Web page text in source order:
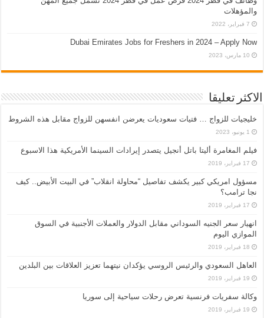
والمؤهلات
7 فبراير، 2022
Dubai Emirates Jobs for Freshers in 2024 – Apply Now
10 مارس، 2023
الاكثر تعليقا
خليجيات للزواج … فتيات سعوديات يعرضن انفسهن للزواج مقابل هذه الشروط
1 يونيو، 2023
فيلم المغامرة أليتا‭ ‬باتل أنجيل يتصدر إيرادات السينما الأمريكية هذا الاسبوع
17 فبراير، 2019
مسؤول امريكي كبير يكشف تفاصيل “محاولة انقلاب” في البيت الأبيض.. كيف
نجا ترامب؟
17 فبراير، 2019
انهيار سعر الجنيه السوداني مقابل الدولار والعملات الأجنبية في السوق
الموازي اليوم
18 فبراير، 2019
العاهل السعودي والرئيس الروسي يؤكدان نيتهما تعزيز العلاقات بين البلدين
19 فبراير، 2019
وكالة سفريات فرنسية تعرض رحلات سياحية إلى سوريا
19 فبراير، 2019